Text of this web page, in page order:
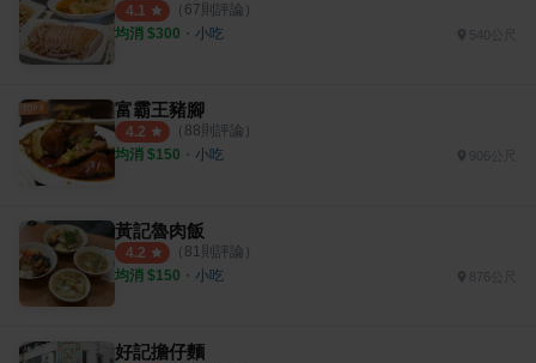
4.1 （ 67則評論）
均消 $300 ・ 小吃 540公尺
富霸王豬腳
4.2 （ 88則評論）
均消 $150 ・ 小吃
黃記魯肉飯
4.2 （ 81則評論）
均消 $150 ・ 小吃
好記擔仔麵